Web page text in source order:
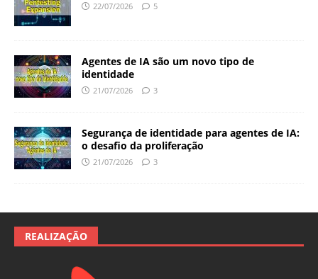
22/07/2026 5
Agentes de IA são um novo tipo de
identidade
21/07/2026 3
Segurança de identidade para agentes de IA:
o desafio da proliferação
21/07/2026 3
REALIZAÇÃO